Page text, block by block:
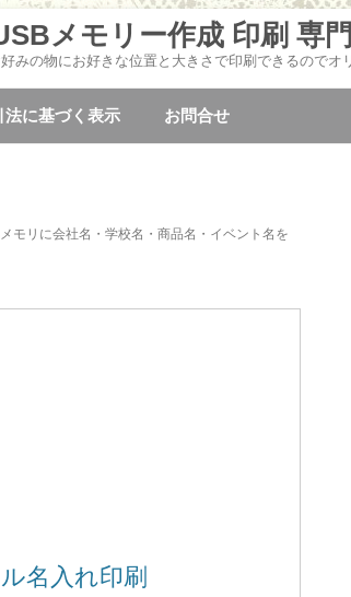
メモリー作成 印刷 専
みの物にお好きな位置と大きさで印刷できるのでオ
ン
法に基づく表示 お問合せ
モリに会社名・学校名・商品名・イベント名を
名入れ印刷